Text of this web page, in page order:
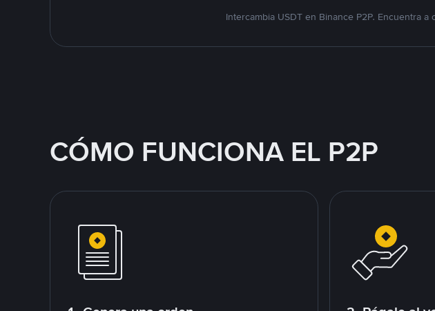
Intercambia USDT en Binance P2P. Encuentra
CÓMO FUNCIONA EL P2P